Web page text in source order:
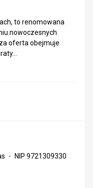
to renomowana
nowoczesnych
oferta obejmuje
NIP 9721309330